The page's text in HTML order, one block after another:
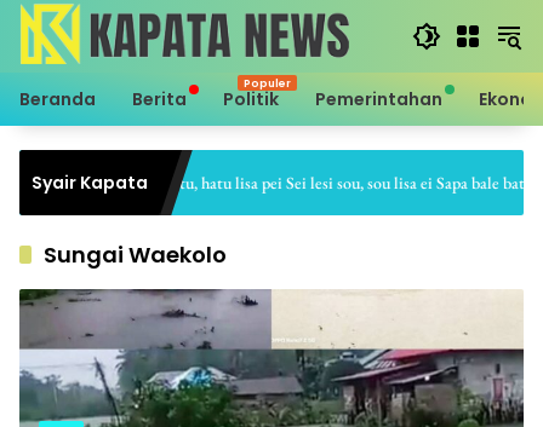
Langsung
konten
Beranda Berita Politik Pemerintahan
Syair Kapata
Sei hale hatu, hatu lisa pei Sei lesi sou, sou lisa ei Sapa bale batu, batu
Sungai Waekolo